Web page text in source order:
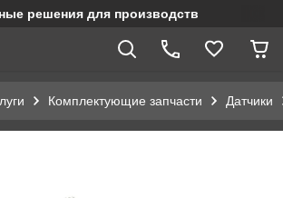
решения для производств
Комплектующие запчасти Датчики